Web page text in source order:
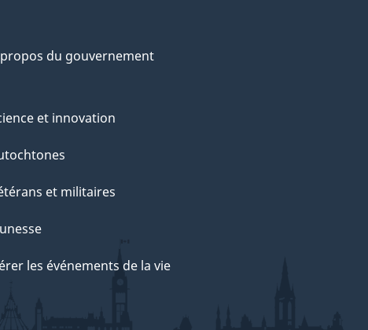
du gouvernement
et innovation
et militaires
les événements de la vie